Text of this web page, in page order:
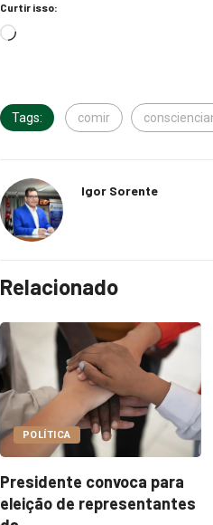
Curtir isso:
Tags: comir
Igor Sorente
Relacionado
SAÚDE
Barretos Sedia I Encontro
Regional de